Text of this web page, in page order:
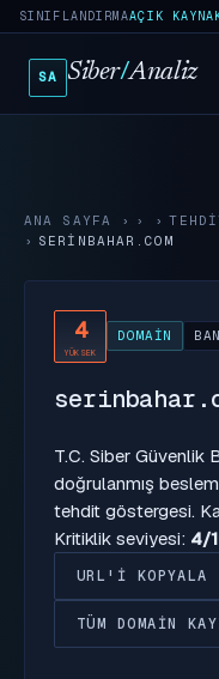
SINIFLANDIRMAAÇIK
SA Siber/Analiz
ANA SAYFA ›
SERINBAHAR.COM
4
YÜKSEK
DOMAIN
T.C. Siber Güvenlik
doğrulanmış
tehdit göstergesi.
Kritiklik seviyesi: 4/
URL'I KOPYALA
TÜM DOMAIN